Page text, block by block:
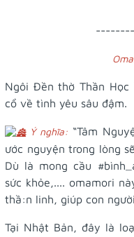
Ngôi Đền thờ Thần
cổ về tình yêu sâu đậm.
Ý nghĩa: “Tâm
ước nguyện trong lòng
Dù là mong cầu
sức khỏe,.... omamori
thầ:n linh, giúp con
Tại Nhật Bản, đây là